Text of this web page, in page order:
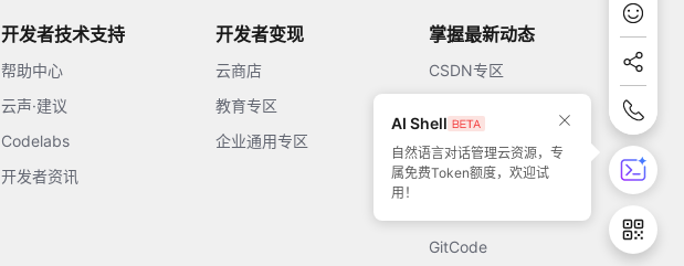
开发者技术支持
帮助中心
云声·建议
Codelabs
开发者资讯
开发者变现
云商店
教育专区
企业通用专区
掌握最新动态
CSDN专区
51CTO
GitCode
AI Shell
自然语言对话管理云资源，专
属免费Token额度，欢迎试
用！